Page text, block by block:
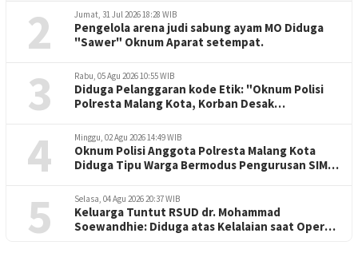
2 Jumat, 31 Jul 2026 18:28 WIB
Pengelola arena judi sabung ayam MO Diduga
"Sawer" Oknum Aparat setempat.
3 Rabu, 05 Agu 2026 10:55 WIB
Diduga Pelanggaran kode Etik: "Oknum Polisi
Polresta Malang Kota, Korban Desak
4 Minggu, 02 Agu 2026 14:49 WIB
Oknum Polisi Anggota Polresta Malang Kota
Diduga Tipu Warga Bermodus Pengurusan SIM
5 Selasa, 04 Agu 2026 20:37 WIB
Keluarga Tuntut RSUD dr. Mohammad
Soewandhie: Diduga atas Kelalaian saat Operasi